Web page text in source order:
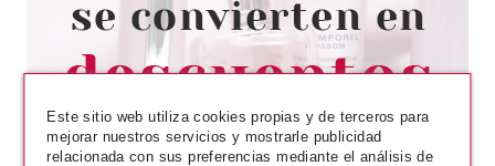
CREMA MANOS ANTIMANCHAS
100 ML
Pvr 46.75€
-20%
desde
37.26€
Este sitio web utiliza cookies propias y de terceros para
mejorar nuestros servicios y mostrarle publicidad
relacionada con sus preferencias mediante el análisis de